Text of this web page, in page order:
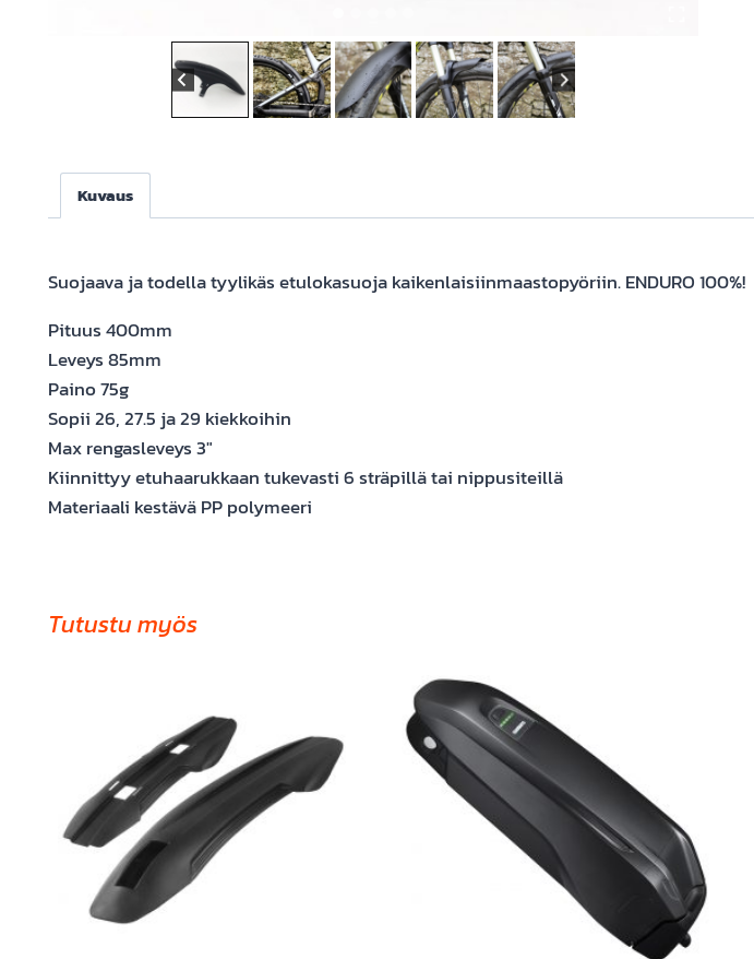
Kuvaus
Suojaava ja todella tyylikäs etulokasuoja kaikenlaisiinmaastopyöriin. ENDURO 100%!
Pituus 400mm
Leveys 85mm
Paino 75g
Sopii 26, 27.5 ja 29 kiekkoihin
Max rengasleveys 3″
Kiinnittyy etuhaarukkaan tukevasti 6 sträpillä tai nippusiteillä
Materiaali kestävä PP polymeeri
Tutustu myös